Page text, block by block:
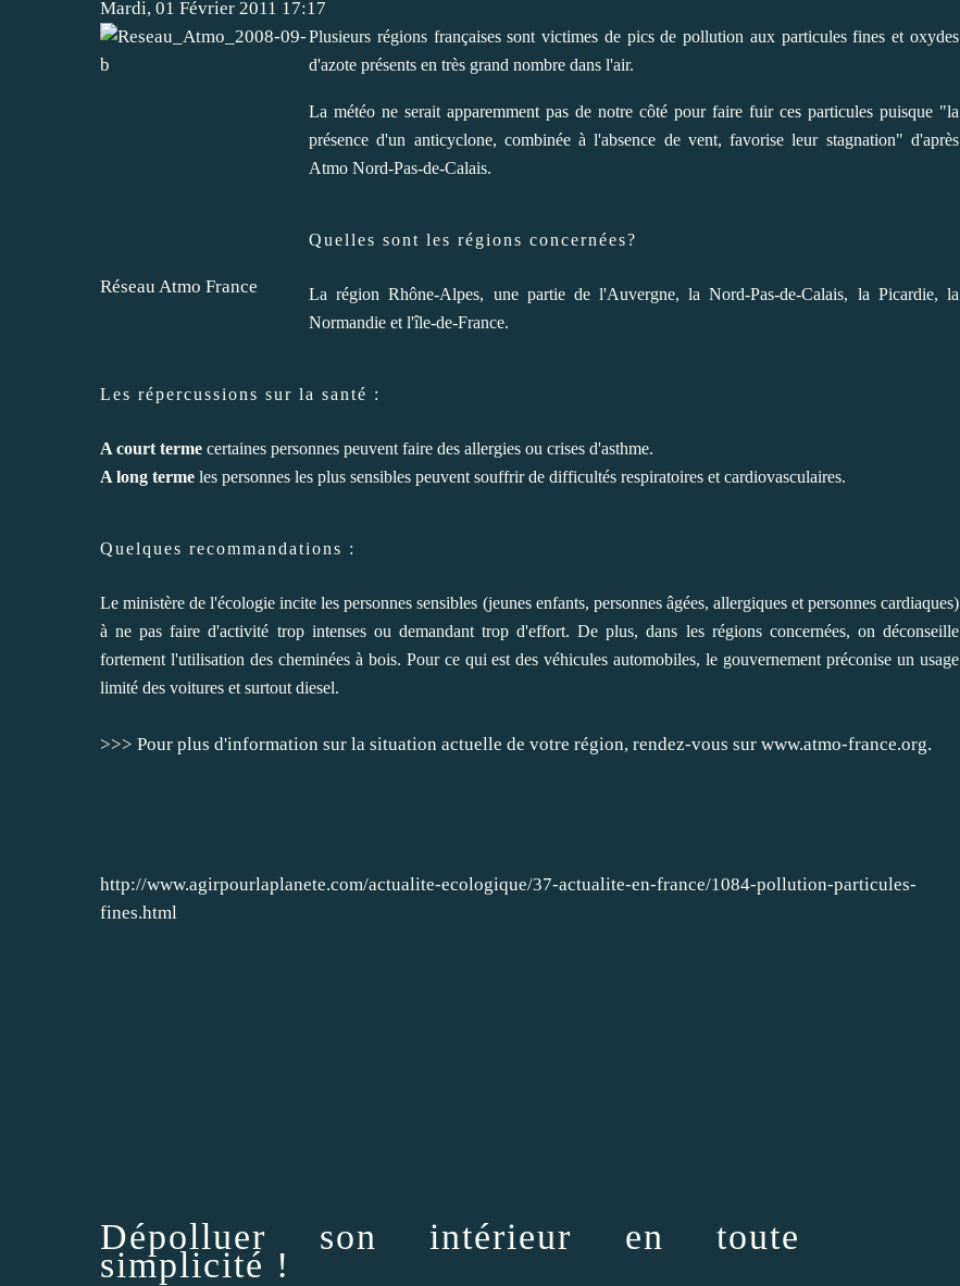
Mardi, 01 Février 2011 17:17
Réseau Atmo France
Plusieurs régions françaises sont victimes de pics de pollution aux particules fines et oxydes
d'azote présents en très grand nombre dans l'air.
La météo ne serait apparemment pas de notre côté pour faire fuir ces particules puisque "la
présence d'un anticyclone, combinée à l'absence de vent, favorise leur stagnation" d'après
Atmo Nord-Pas-de-Calais.
Quelles sont les régions concernées?
La région Rhône-Alpes, une partie de l'Auvergne, la Nord-Pas-de-Calais, la Picardie, la
Normandie et l'île-de-France.
Les répercussions sur la santé :
A court terme certaines personnes peuvent faire des allergies ou crises d'asthme.
A long terme les personnes les plus sensibles peuvent souffrir de difficultés respiratoires et cardiovasculaires.
Quelques recommandations :
Le ministère de l'écologie incite les personnes sensibles (jeunes enfants, personnes âgées, allergiques et personnes cardiaques)
à ne pas faire d'activité trop intenses ou demandant trop d'effort. De plus, dans les régions concernées, on déconseille
fortement l'utilisation des cheminées à bois. Pour ce qui est des véhicules automobiles, le gouvernement préconise un usage
limité des voitures et surtout diesel.
>>> Pour plus d'information sur la situation actuelle de votre région, rendez-vous sur www.atmo-france.org.
http://www.agirpourlaplanete.com/actualite-ecologique/37-actualite-en-france/1084-pollution-particules-
fines.html
Dépolluer son intérieur en toute
simplicité !